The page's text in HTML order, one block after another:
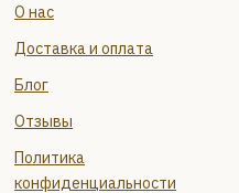
О нас
Доставка и оплата
Блог
Отзывы
Политика
конфиденциальности